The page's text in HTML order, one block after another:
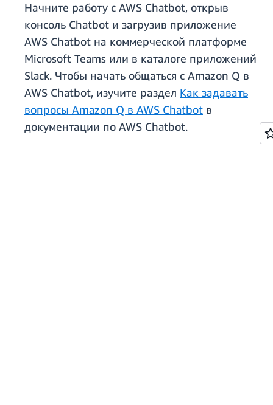
Начните работу с AWS Chatbot, открыв
консоль Chatbot и загрузив приложение
AWS Chatbot на коммерческой платформе
Microsoft Teams или в каталоге приложений
Slack. Чтобы начать общаться с Amazon Q в
AWS Chatbot, изучите раздел Как задавать
вопросы Amazon Q в AWS Chatbot в
документации по AWS Chatbot.